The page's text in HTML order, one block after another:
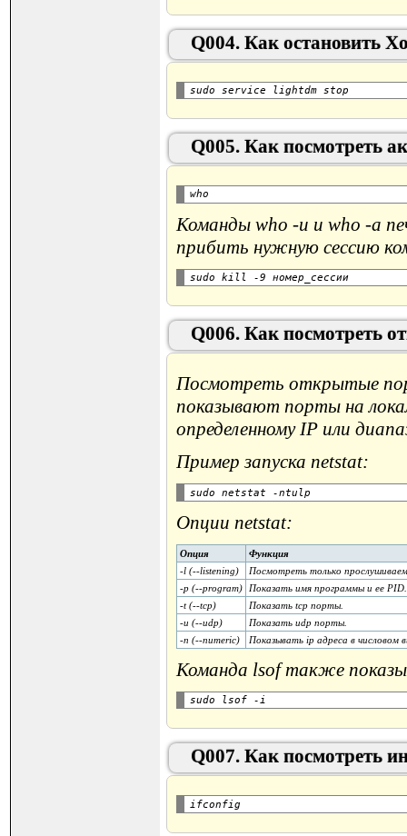
Q004. Как остановить
Q005. Как посмотреть
Команды who -u и who -a
прибить нужную сессию
Q006. Как посмотреть
Посмотреть открытые
показывают порты на
определенному IP или
Пример запуска netstat:
Опции netstat:
Опция
Функция
-l (--listening)
Посмотреть только
-p (--program)
Показать имя программы и ее PID.
-t (--tcp)
Показать tcp порты.
-u (--udp)
Показать udp порты.
-n (--numeric)
Показывать ip адреса в числовом
Команда lsof также
Q007. Как посмотреть